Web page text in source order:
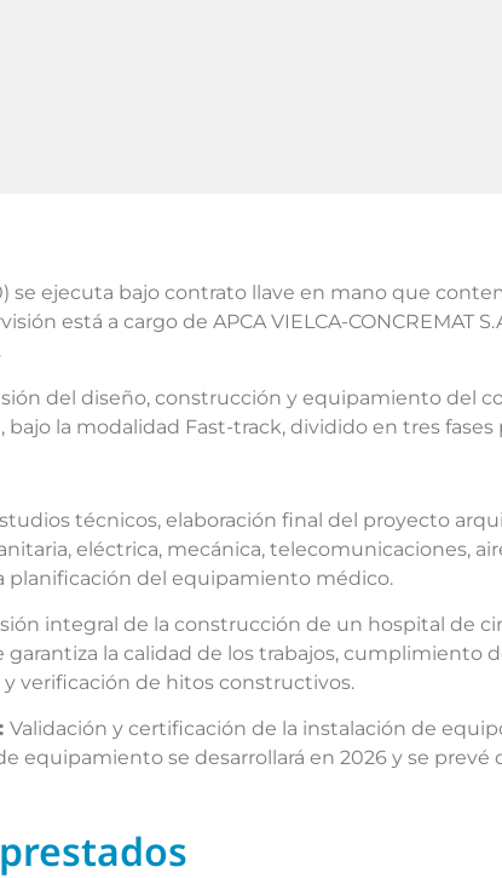
se ejecuta bajo contrato llave en mano que
está a cargo de APCA VIELCA-CONCREMAT
del diseño, construcción y equipamiento del
la modalidad Fast-track, dividido en tres fases
técnicos, elaboración final del proyecto
eléctrica, mecánica, telecomunicaciones,
planificación del equipamiento médico.
integral de la construcción de un hospital de
garantiza la calidad de los trabajos, cumplimiento
verificación de hitos constructivos.
Validación y certificación de la instalación de
equipamiento se desarrollará en 2026 y se